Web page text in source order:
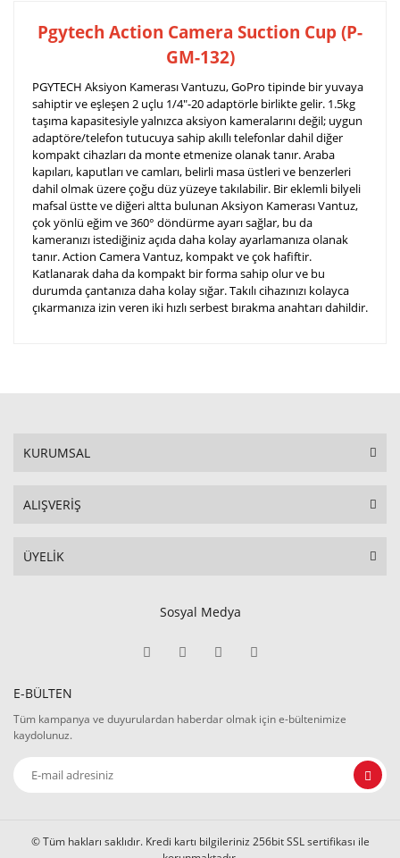
Pgytech Action Camera Suction Cup (P-
GM-132)
PGYTECH Aksiyon Kamerası Vantuzu, GoPro tipinde bir yuvaya
sahiptir ve eşleşen 2 uçlu 1/4"-20 adaptörle birlikte gelir. 1.5kg
taşıma kapasitesiyle yalnızca aksiyon kameralarını değil; uygun
adaptöre/telefon tutucuya sahip akıllı telefonlar dahil diğer
kompakt cihazları da monte etmenize olanak tanır. Araba
kapıları, kaputları ve camları, belirli masa üstleri ve benzerleri
dahil olmak üzere çoğu düz yüzeye takılabilir. Bir eklemli bilyeli
mafsal üstte ve diğeri altta bulunan Aksiyon Kamerası Vantuz,
çok yönlü eğim ve 360° döndürme ayarı sağlar, bu da
kameranızı istediğiniz açıda daha kolay ayarlamanıza olanak
tanır. Action Camera Vantuz, kompakt ve çok hafiftir.
Katlanarak daha da kompakt bir forma sahip olur ve bu
durumda çantanıza daha kolay sığar. Takılı cihazınızı kolayca
çıkarmanıza izin veren iki hızlı serbest bırakma anahtarı dahildir.
KURUMSAL
ALIŞVERİŞ
ÜYELİK
Sosyal Medya
E-BÜLTEN
Tüm kampanya ve duyurulardan haberdar olmak için e-bültenimize
kaydolunuz.
© Tüm hakları saklıdır. Kredi kartı bilgileriniz 256bit SSL sertifikası ile